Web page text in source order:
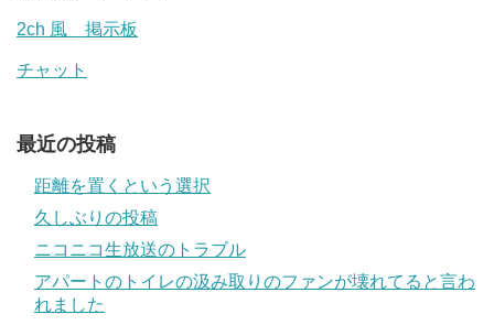
2ch 風 掲示板
チャット
最近の投稿
距離を置くという選択
久しぶりの投稿
ニコニコ生放送のトラブル
アパートのトイレの汲み取りのファンが壊れてると言わ
れました